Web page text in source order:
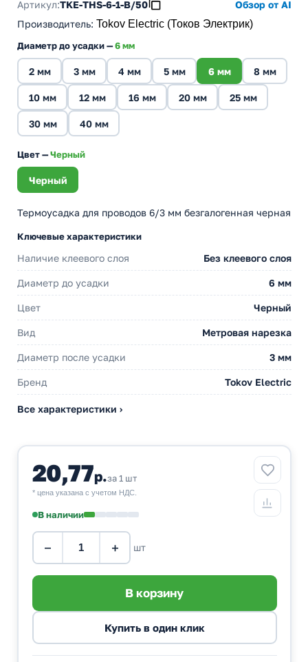
Артикул:TKE-THS-6-1-B/50
Обзор от AI
Производитель: Tokov Electric (Токов Электрик)
Диаметр до усадки —6 мм
2 мм 3 мм 4 мм 5 мм 6 мм 8 мм
10 мм 12 мм 16 мм 20 мм 25 мм
30 мм 40 мм
Цвет —Черный
Черный
Термоусадка для проводов 6/3 мм безгалогенная черная
Ключевые характеристики
Наличие клеевого слоя Без клеевого слоя
Диаметр до усадки 6 мм
Цвет Черный
Вид Метровая нарезка
Диаметр после усадки 3 мм
Бренд Tokov Electric
Все характеристики ›
20,77р.за 1 шт
* цена указана с учетом НДС.
В наличии
− + шт